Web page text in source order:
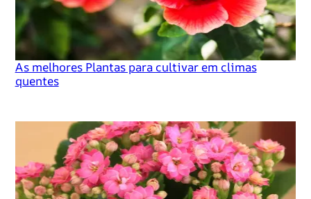
As melhores Plantas para cultivar em climas
quentes